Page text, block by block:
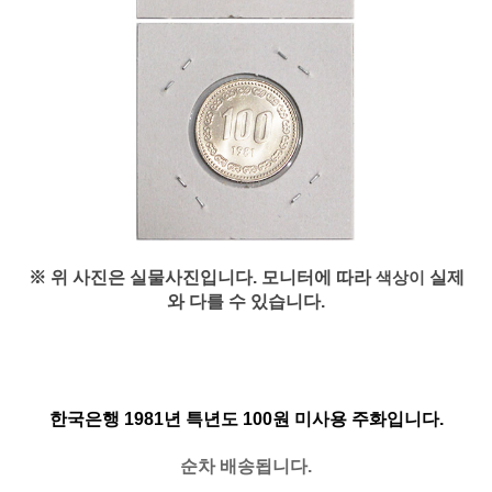
※ 위 사진은 실물사진입니다. 모니터에 따라색상이 실제
와 다를 수 있습니다.
한국은행 1981년 특년도 100원 미사용 주화입니다.
순차 배송됩니다.